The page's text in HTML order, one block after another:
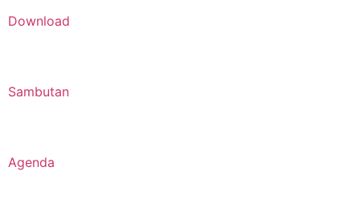
Download
Sambutan
Agenda